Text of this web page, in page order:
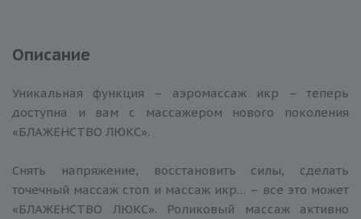
Описание
Уникальная функция – аэромассаж икр – теперь
доступна и вам с массажером нового поколения
«БЛАЖЕНСТВО ЛЮКС».
Снять напряжение, восстановить силы, сделать
точечный массаж стоп и массаж икр… – все это может
«БЛАЖЕНСТВО ЛЮКС». Роликовый массаж активно